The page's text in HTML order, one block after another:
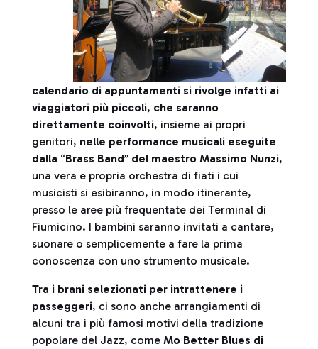
calendario di appuntamenti si rivolge infatti ai
viaggiatori più piccoli, che saranno
direttamente coinvolti, insieme ai propri
genitori, nelle performance musicali eseguite
dalla “Brass Band” del maestro Massimo Nunzi,
una vera e propria orchestra di fiati i cui
musicisti si esibiranno, in modo itinerante,
presso le aree più frequentate dei Terminal di
Fiumicino. I bambini saranno invitati a cantare,
suonare o semplicemente a fare la prima
conoscenza con uno strumento musicale.
Tra i brani selezionati per intrattenere i
passeggeri, ci sono anche arrangiamenti di
alcuni tra i più famosi motivi della tradizione
popolare del Jazz, come Mo Better Blues di